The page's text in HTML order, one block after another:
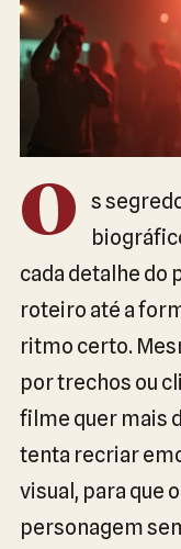
O
s
cada detalhe do
roteiro até a
ritmo certo.
por trechos ou
filme quer mais
tenta recriar
visual, para que
personagem